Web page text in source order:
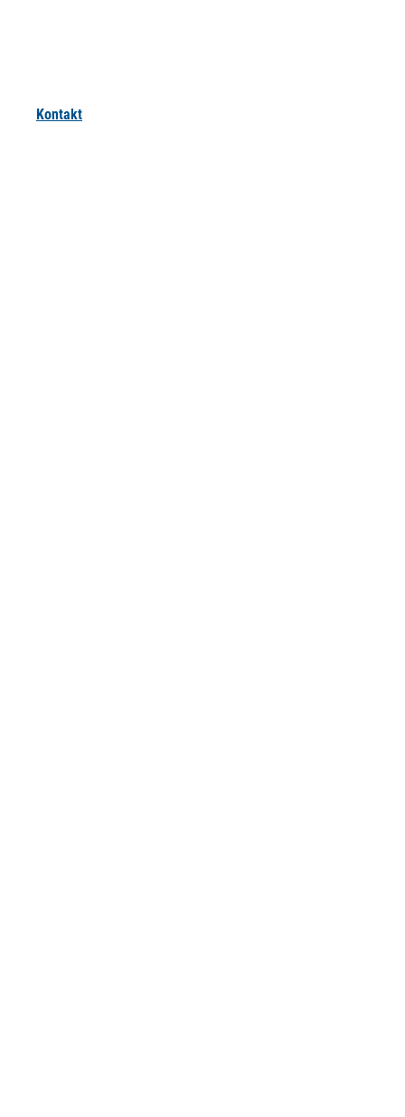
Kontakt